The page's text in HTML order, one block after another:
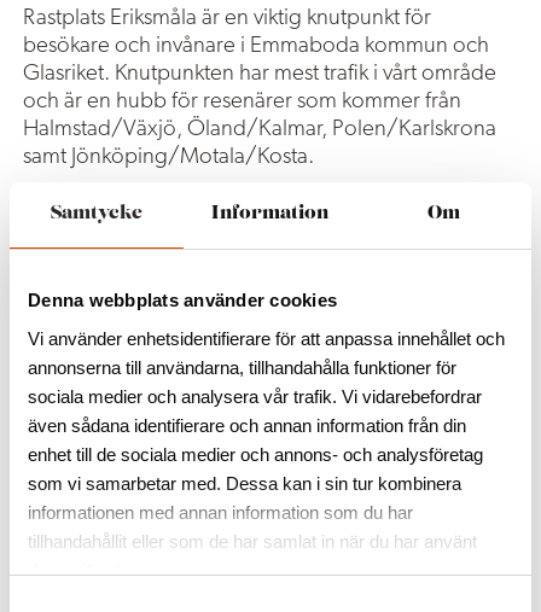
Samtycke Information Om
Denna webbplats använder cookies
Vi använder enhetsidentifierare för att anpassa innehållet och
annonserna till användarna, tillhandahålla funktioner för
sociala medier och analysera vår trafik. Vi vidarebefordrar
även sådana identifierare och annan information från din
enhet till de sociala medier och annons- och analysföretag
som vi samarbetar med. Dessa kan i sin tur kombinera
informationen med annan information som du har
tillhandahållit eller som de har samlat in när du har använt
deras tjänster.
Rastplats Eriksmåla är en viktig knutpunkt för
besökare och invånare i Emmaboda kommun och
Glasriket. Knutpunkten har mest trafik i vårt område
och är en hubb för resenärer som kommer från
Halmstad/Växjö, Öland/Kalmar, Polen/Karlskrona
samt Jönköping/Motala/Kosta.
Vår vision är att vi tillsammans med
utbud.
I dag finns en av Glasrikets Infopoint i en del av
lokalerna. Det finns offentliga toaletter, en lekplats
och en grillplats med möbler. Det finns
parkeringsplatser för personbilar, samt för längre
fordon så som bussar, lastbilar och bilar med släp
och husvagn, samt laddplatser för elfordon.
I nästa steg vill vi skapa en bemannad